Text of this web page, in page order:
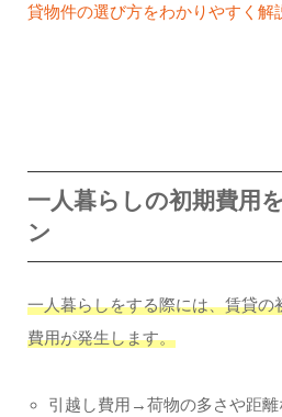
貸物件の選び方をわかりやすく解
一人暮らしの初期費用
ン
一人暮らしをする際には、賃貸の
費用が発生します。
引越し費用→荷物の多さや距離